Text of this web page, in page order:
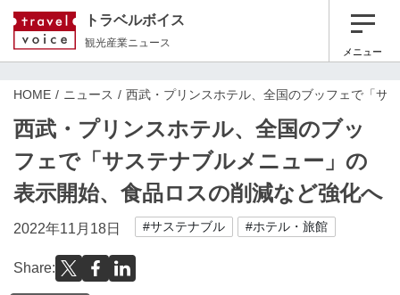
トラベルボイス
観光産業ニュース
メニュー
HOME ニュース 西武・プリンスホテル、全国のブッフェで「サ
西武・プリンスホテル、全国のブッ
フェで「サステナブルメニュー」の
表示開始、食品ロスの削減など強化へ
2022年11月18日 #サステナブル #ホテル・旅館
Share: